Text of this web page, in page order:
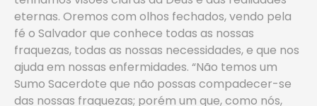
eternas. Oremos com olhos fechados, vendo pela
fé o Salvador que conhece todas as nossas
fraquezas, todas as nossas necessidades, e que nos
ajuda em nossas enfermidades. “Não temos um
Sumo Sacerdote que não possas compadecer-se
das nossas fraquezas; porém um que, como nós,